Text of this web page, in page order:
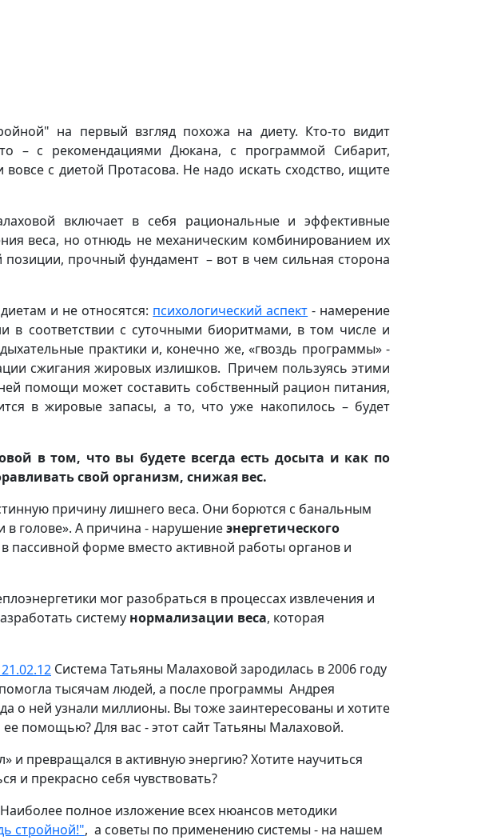
на первый взгляд похожа на диету. Кто-то видит
– с рекомендациями Дюкана, с программой Сибарит,
с диетой Протасова. Не надо искать сходство, ищите
включает в себя рациональные и эффективные
веса, но отнюдь не механическим комбинированием их
прочный фундамент – вот в чем сильная сторона
и не относятся: психологический аспект - намерение
в соответствии с суточными биоритмами, в том числе и
практики и, конечно же, «гвоздь программы» -
сжигания жировых излишков. Причем пользуясь этими
помощи может составить собственный рацион питания,
в жировые запасы, а то, что уже накопилось – будет
в том, что вы будете всегда есть досыта и как по
свой организм, снижая вес.
причину лишнего веса. Они борются с банальным
в голове». А причина - нарушениеэнергетического
пассивной форме вместо активной работы органов и
мог разобраться в процессах извлечения и
систему нормализации веса, которая
Система Татьяны Малаховой зародилась в 2006 году
тысячам людей, а после программы Андрея
о ней узнали миллионы. Вы тоже заинтересованы и хотите
помощью? Для вас - этот сайт Татьяны Малаховой.
и превращался в активную энергию? Хотите научиться
и прекрасно себя чувствовать?
полное изложение всех нюансов методики
стройной!", а советы по применению системы - на нашем